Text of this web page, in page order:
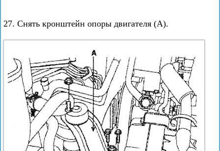
27. Снять кронштейн опоры двигателя (А).